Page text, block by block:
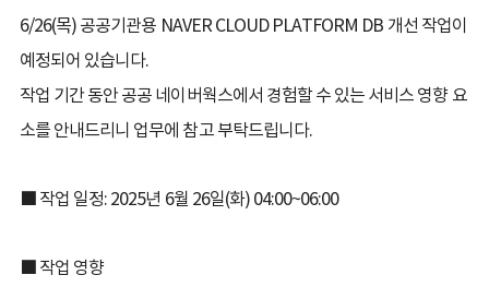
6/26(목) 공공기관용 NAVER CLOUD PLATFORM DB 개선 작업이
예정되어 있습니다.
작업 기간 동안 공공 네이버웍스에서 경험할 수 있는 서비스 영향 요
소를 안내드리니 업무에 참고 부탁드립니다.
■ 작업 일정: 2025년 6월 26일(화) 04:00~06:00
■ 작업 영향